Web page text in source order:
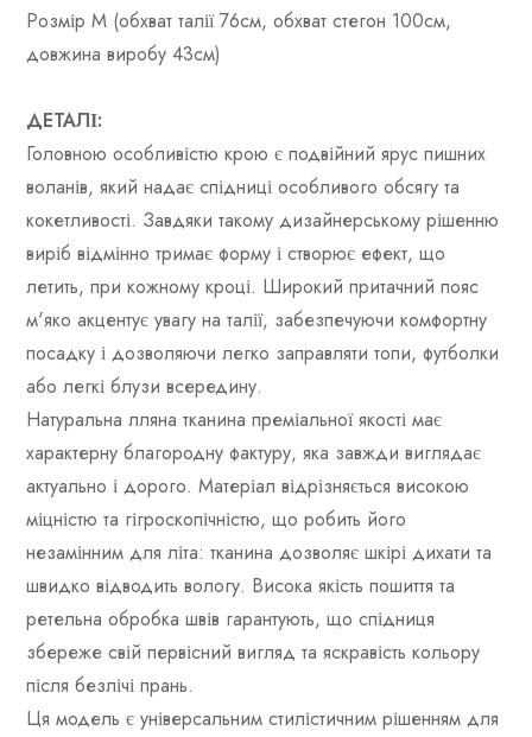
Розмір M (обхват талії 76см, обхват стегон 100см,
довжина виробу 43см)
ДЕТАЛІ:
Головною особливістю крою є подвійний ярус пишних
воланів, який надає спідниці особливого обсягу та
кокетливості. Завдяки такому дизайнерському рішенню
виріб відмінно тримає форму і створює ефект, що
летить, при кожному кроці. Широкий притачний пояс
м'яко акцентує увагу на талії, забезпечуючи комфортну
посадку і дозволяючи легко заправляти топи, футболки
або легкі блузи всередину.
Натуральна лляна тканина преміальної якості має
характерну благородну фактуру, яка завжди виглядає
актуально і дорого. Матеріал відрізняється високою
міцністю та гігроскопічністю, що робить його
незамінним для літа: тканина дозволяє шкірі дихати та
швидко відводить вологу. Висока якість пошиття та
ретельна обробка швів гарантують, що спідниця
збереже свій первісний вигляд та яскравість кольору
після безлічі прань.
Ця модель є універсальним стилістичним рішенням для